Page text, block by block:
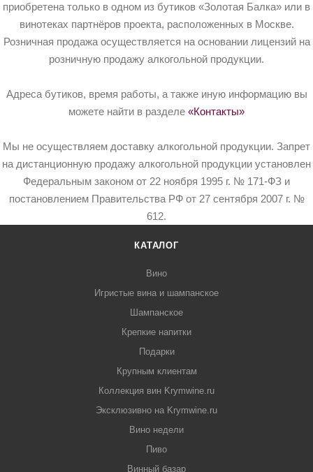
приобретена только в одном из бутиков «Золотая Балка» или в
винотеках партнёров проекта, расположенных в Москве.
Розничная продажа осуществляется на основании лицензий на
розничную продажу алкогольной продукции.
Адреса бутиков, время работы, а также иную информацию вы
можете найти в разделе «Контакты»
Мы не осуществляем доставку алкогольной продукции. Запрет
на дистанционную продажу алкогольной продукции установлен
Федеральным законом от 22 ноября 1995 г. № 171-ФЗ и
постановлением Правительства РФ от 27 сентября 2007 г. №
612.
КАТАЛОГ
Вино
Игристые вина и шампанское
Шампанское
Крепкие напитки
Подарки
Крупным клиентам
Коллекция вин Krymwine.ru
Эксклюзивно на Krymwine.ru
Вино недели
Пиво
Винный базар